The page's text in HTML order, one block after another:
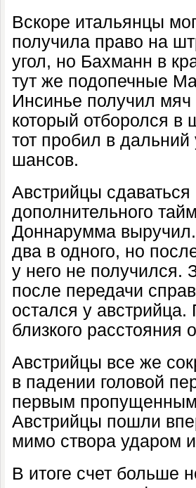
Вскоре итальянцы
получила право на
угол, но Бахманн в
тут же подопечные
Инсинье получил
который отборолся
тот пробил в дальний
шансов.
Австрийцы
дополнительного
Доннарумма выручил.
два в одного, но
у него не получился.
после передачи
остался у
близкого расстояния
Австрийцы все же
в падении головой
первым пропущенным
Австрийцы пошли
мимо створа ударом
В итоге счет больше